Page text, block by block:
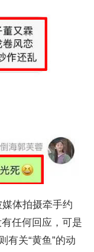
体拍摄牵手约
任何回应，可是
有关“黄鱼”的动